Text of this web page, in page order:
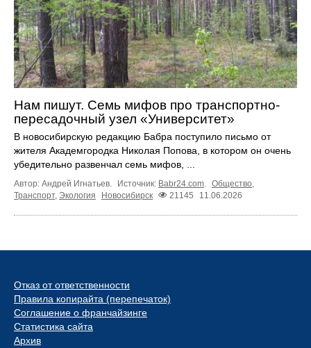
Нам пишут. Семь мифов про транспортно-
пересадочный узел «Университет»
В новосибирскую редакцию Бабра поступило письмо от
жителя Академгородка Николая Попова, в котором он очень
убедительно развенчал семь мифов, ...
Автор: Андрей Игнатьев. Источник: Babr24.com. Общество,
Транспорт, Экология Новосибирск 21145 11.06.2026
Отказ от ответственности
Правила копирайта (перепечаток)
Соглашение о франчайзинге
Статистика сайта
Архив